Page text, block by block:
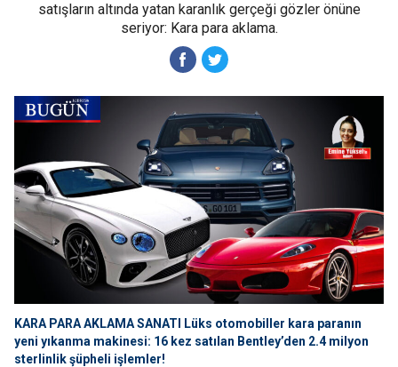
satışların altında yatan karanlık gerçeği gözler önüne
seriyor: Kara para aklama.
KARA PARA AKLAMA SANATI Lüks otomobiller kara paranın
yeni yıkanma makinesi: 16 kez satılan Bentley’den 2.4 milyon
sterlinlik şüpheli işlemler!